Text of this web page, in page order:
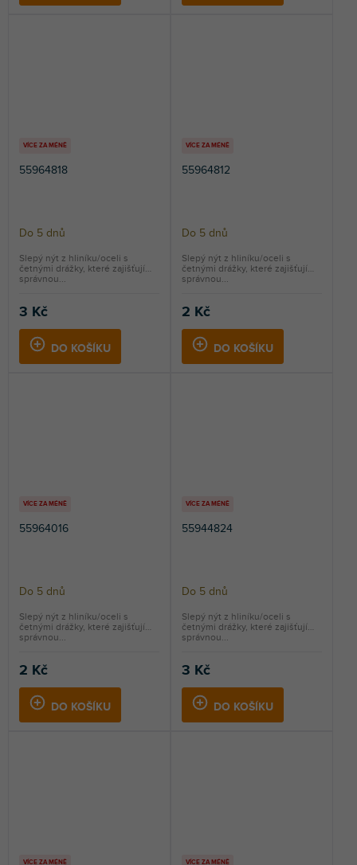
VÍCE ZA MÉNĚ
55964818
Do 5 dnů
3 Kč
DO KOŠÍKU
Slepý nýt z hliníku/oceli s
četnými drážky, které zajišťují
správnou...
VÍCE ZA MÉNĚ
55964812
Do 5 dnů
2 Kč
DO KOŠÍKU
Slepý nýt z hliníku/oceli s
četnými drážky, které zajišťují
správnou...
VÍCE ZA MÉNĚ
55964016
Do 5 dnů
2 Kč
DO KOŠÍKU
Slepý nýt z hliníku/oceli s
četnými drážky, které zajišťují
správnou...
VÍCE ZA MÉNĚ
55944824
Do 5 dnů
3 Kč
DO KOŠÍKU
Slepý nýt z hliníku/oceli s
četnými drážky, které zajišťují
správnou...
VÍCE ZA MÉNĚ VÍCE ZA MÉNĚ